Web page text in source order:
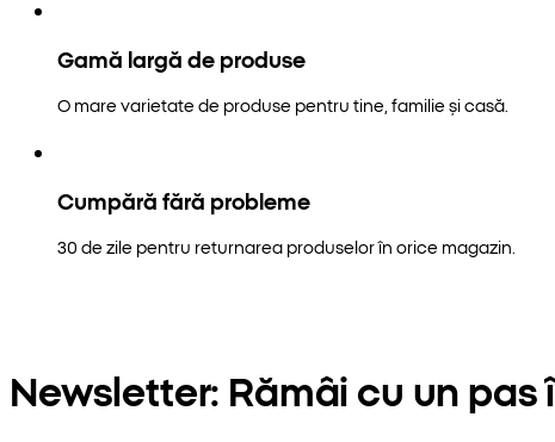
Gamă largă de produse
O mare varietate de produse pentru tine, familie și casă.
Cumpără fără probleme
30 de zile pentru returnarea produselor în orice magazin.
Newsletter: Rămâi cu un